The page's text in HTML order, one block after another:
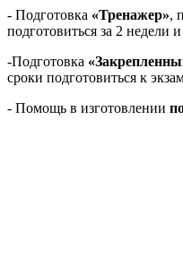
- Подготовка «Тренажер»,
подготовиться за 2 недели
-Подготовка
сроки подготовиться к
- Помощь в изготовлении